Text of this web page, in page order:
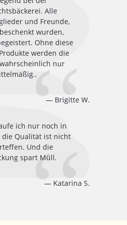
Alle
und Freunde,
wurden,
Ohne diese
werden die
nur
Brigitte W.
ich nur noch in
die Qualität ist nicht
Und die
spart Müll.
Katarina S.